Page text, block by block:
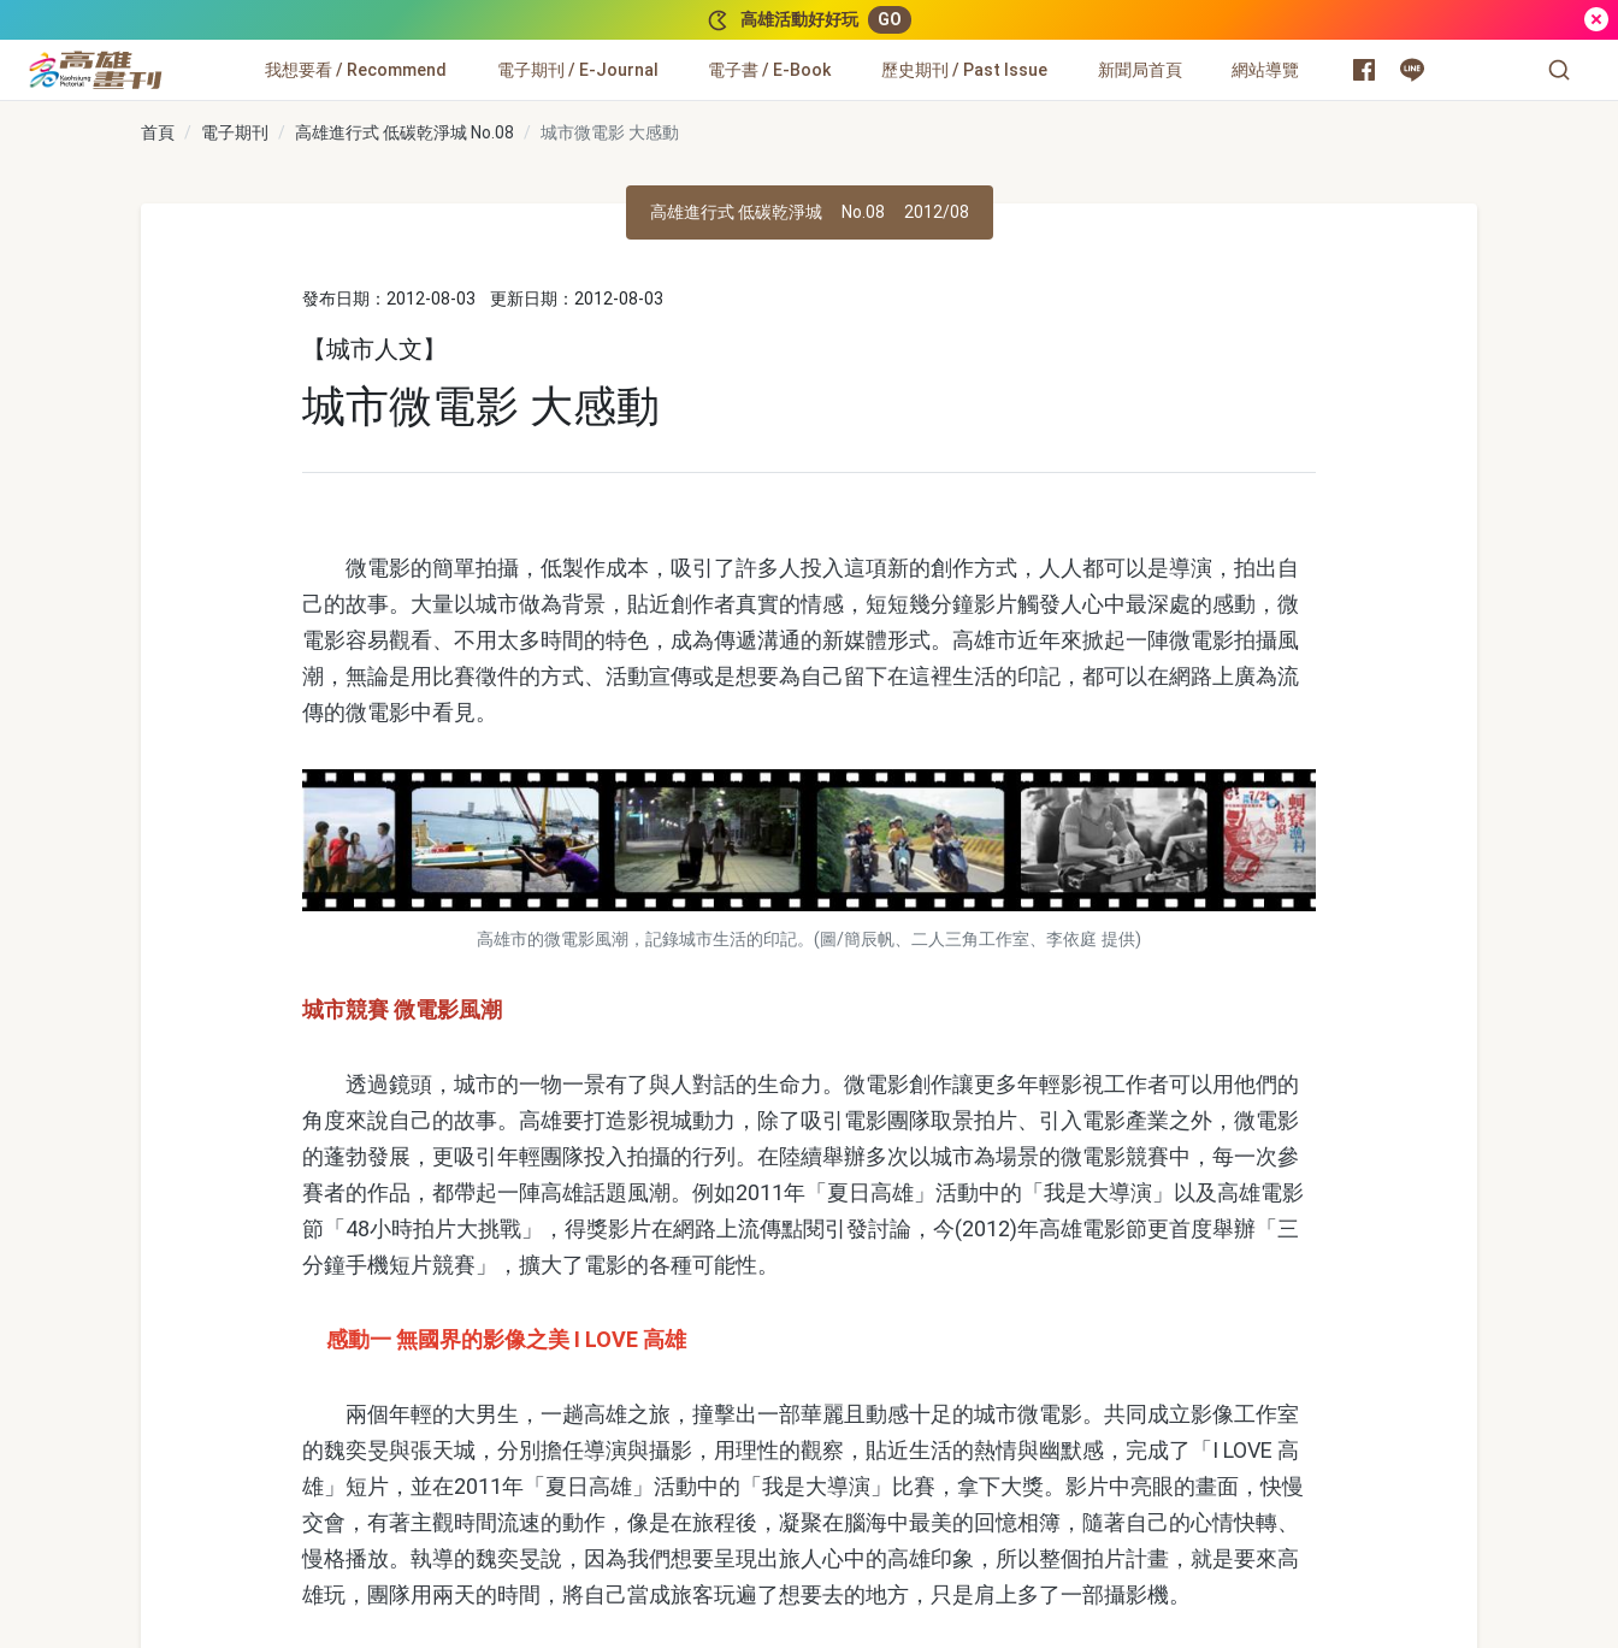
高雄活動好好玩 GO
高雄畫刊
我想要看 / Recommend 電子期刊 / E-Journal 電子書 / E-Book 歷史期刊 / Past Issue 新聞局首頁 網站導覽
首頁 電子期刊 高雄進行式 低碳乾淨城 No.08 城市微電影 大感動
高雄進行式 低碳乾淨城 No.08 2012/08
發布日期：2012-08-03 更新日期：2012-08-03
【城市人文】
城市微電影 大感動
微電影的簡單拍攝，低製作成本，吸引了許多人投入這項新的創作方式，人人都可以是導演，拍出自
己的故事。大量以城市做為背景，貼近創作者真實的情感，短短幾分鐘影片觸發人心中最深處的感動，微
電影容易觀看、不用太多時間的特色，成為傳遞溝通的新媒體形式。高雄市近年來掀起一陣微電影拍攝風
潮，無論是用比賽徵件的方式、活動宣傳或是想要為自己留下在這裡生活的印記，都可以在網路上廣為流
傳的微電影中看見。
高雄市的微電影風潮，記錄城市生活的印記。(圖/簡辰帆、二人三角工作室、李依庭 提供)
城市競賽 微電影風潮
透過鏡頭，城市的一物一景有了與人對話的生命力。微電影創作讓更多年輕影視工作者可以用他們的
角度來說自己的故事。高雄要打造影視城動力，除了吸引電影團隊取景拍片、引入電影產業之外，微電影
的蓬勃發展，更吸引年輕團隊投入拍攝的行列。在陸續舉辦多次以城市為場景的微電影競賽中，每一次參
賽者的作品，都帶起一陣高雄話題風潮。例如2011年「夏日高雄」活動中的「我是大導演」以及高雄電影
節「48小時拍片大挑戰」，得獎影片在網路上流傳點閱引發討論，今(2012)年高雄電影節更首度舉辦「三
分鐘手機短片競賽」，擴大了電影的各種可能性。
感動一 無國界的影像之美 I LOVE 高雄
兩個年輕的大男生，一趟高雄之旅，撞擊出一部華麗且動感十足的城市微電影。共同成立影像工作室
的魏奕旻與張天城，分別擔任導演與攝影，用理性的觀察，貼近生活的熱情與幽默感，完成了「I LOVE 高
雄」短片，並在2011年「夏日高雄」活動中的「我是大導演」比賽，拿下大獎。影片中亮眼的畫面，快慢
交會，有著主觀時間流速的動作，像是在旅程後，凝聚在腦海中最美的回憶相簿，隨著自己的心情快轉、
慢格播放。執導的魏奕旻說，因為我們想要呈現出旅人心中的高雄印象，所以整個拍片計畫，就是要來高
雄玩，團隊用兩天的時間，將自己當成旅客玩遍了想要去的地方，只是肩上多了一部攝影機。